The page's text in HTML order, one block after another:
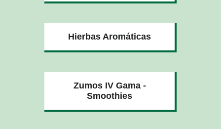
Hierbas Aromáticas
Zumos IV Gama -
Smoothies